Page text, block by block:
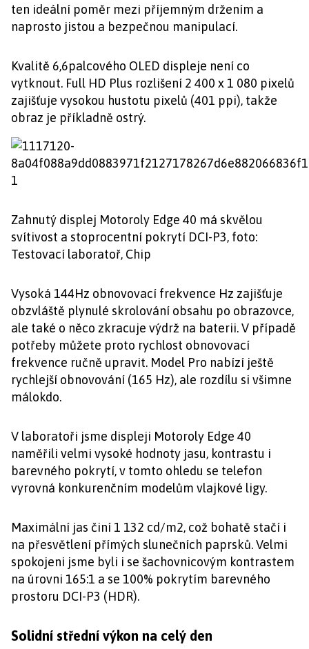
ten ideální poměr mezi příjemným držením a
naprosto jistou a bezpečnou manipulací.
Kvalitě 6,6palcového OLED displeje není co
vytknout. Full HD Plus rozlišení 2 400 x 1 080 pixelů
zajišťuje vysokou hustotu pixelů (401 ppi), takže
obraz je příkladně ostrý.
Zahnutý displej Motoroly Edge 40 má skvělou
svítivost a stoprocentní pokrytí DCI-P3, foto:
Testovací laboratoř, Chip
Vysoká 144Hz obnovovací frekvence Hz zajišťuje
obzvláště plynulé skrolování obsahu po obrazovce,
ale také o něco zkracuje výdrž na baterii. V případě
potřeby můžete proto rychlost obnovovací
frekvence ručně upravit. Model Pro nabízí ještě
rychlejší obnovování (165 Hz), ale rozdílu si všimne
málokdo.
V laboratoři jsme displeji Motoroly Edge 40
naměřili velmi vysoké hodnoty jasu, kontrastu i
barevného pokrytí, v tomto ohledu se telefon
vyrovná konkurenčním modelům vlajkové ligy.
Maximální jas činí 1 132 cd/m2, což bohatě stačí i
na přesvětlení přímých slunečních paprsků. Velmi
spokojeni jsme byli i se šachovnicovým kontrastem
na úrovni 165:1 a se 100% pokrytím barevného
prostoru DCI-P3 (HDR).
Solidní střední výkon na celý den